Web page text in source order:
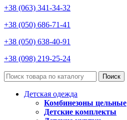
+38 (063) 341-34-32
+38 (050) 686-71-41
+38 (050) 638-40-91
+38 (098) 219-25-24
Поиск
Детская одежда
Комбинезоны цельные
Детские комплекты